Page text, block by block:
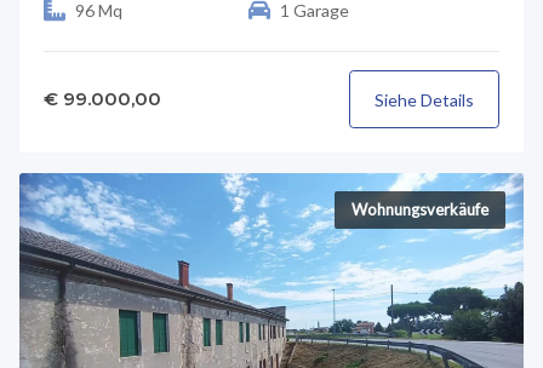
96 Mq 1 Garage
€ 99.000,00 Siehe Details
Wohnungsverkäufe